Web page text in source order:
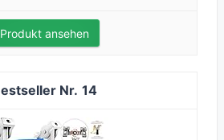
Produkt ansehen
14